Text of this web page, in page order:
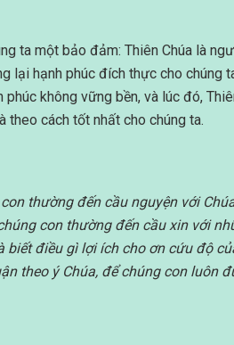
ta một bảo đảm: Thiên Chúa là
lại hạnh phúc đích thực cho chúng
phúc không vững bền, và lúc đó,
theo cách tốt nhất cho chúng ta.
thường đến cầu nguyện với
con thường đến cầu xin với
biết điều gì lợi ích cho ơn cứu độ
theo ý Chúa, để chúng con luôn